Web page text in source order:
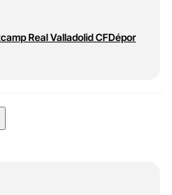
Real Valladolid CFDépor